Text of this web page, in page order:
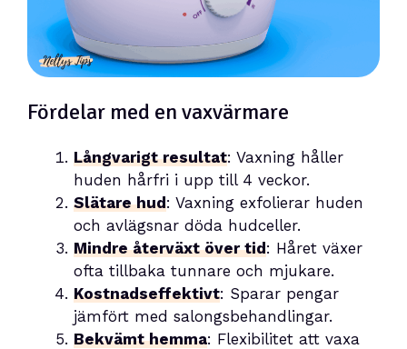
Fördelar med en vaxvärmare
Långvarigt resultat: Vaxning håller
huden hårfri i upp till 4 veckor.
Slätare hud: Vaxning exfolierar huden
och avlägsnar döda hudceller.
Mindre återväxt över tid: Håret växer
ofta tillbaka tunnare och mjukare.
Kostnadseffektivt: Sparar pengar
jämfört med salongsbehandlingar.
Bekvämt hemma: Flexibilitet att vaxa